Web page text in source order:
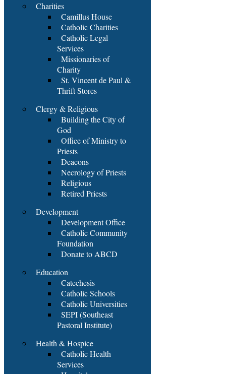
Charities
Camillus House
Catholic Charities
Catholic Legal
Services
Missionaries of
Charity
St. Vincent de Paul &
Thrift Stores
Clergy & Religious
Building the City of
God
Office of Ministry to
Priests
Deacons
Necrology of Priests
Religious
Retired Priests
Development
Development Office
Catholic Community
Foundation
Donate to ABCD
Education
Catechesis
Catholic Schools
Catholic Universities
SEPI (Southeast
Pastoral Institute)
Health & Hospice
Catholic Health
Services